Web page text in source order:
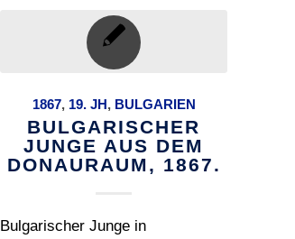
1867, 19. JH, BULGARIEN
BULGARISCHER
JUNGE AUS DEM
DONAURAUM, 1867.
Bulgarischer Junge in